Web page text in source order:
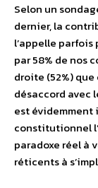
Selon un
dernier, la
l’appelle
par 58% de nos
droite (52%)
désaccord avec
est évidemment
constitutionnel
paradoxe réel à
réticents à